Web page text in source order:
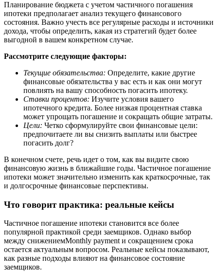
Планирование бюджета с учетом частичного погашения
ипотеки предполагает анализ текущего финансового
состояния. Важно учесть все регулярные расходы и источники
дохода, чтобы определить, какая из стратегий будет более
выгодной в вашем конкретном случае.
Рассмотрите следующие факторы:
Текущие обязательства: Определите, какие другие
финансовые обязательства у вас есть и как они могут
повлиять на вашу способность погасить ипотеку.
Ставки процентов: Изучите условия вашего
ипотечного кредита. Более низкая процентная ставка
может упрощать погашение и сокращать общие затраты.
Цели: Четко сформулируйте свои финансовые цели:
предпочитаете ли вы снизить выплаты или быстрее
погасить долг?
В конечном счете, речь идет о том, как вы видите свою
финансовую жизнь в ближайшие годы. Частичное погашение
ипотеки может значительно изменить как краткосрочные, так
и долгосрочные финансовые перспективы.
Что говорит практика: реальные кейсы
Частичное погашение ипотеки становится все более
популярной практикой среди заемщиков. Однако выбор
между снижениемMonthly payment и сокращением срока
остается актуальным вопросом. Реальные кейсы показывают,
как разные подходы влияют на финансовое состояние
заемщиков.